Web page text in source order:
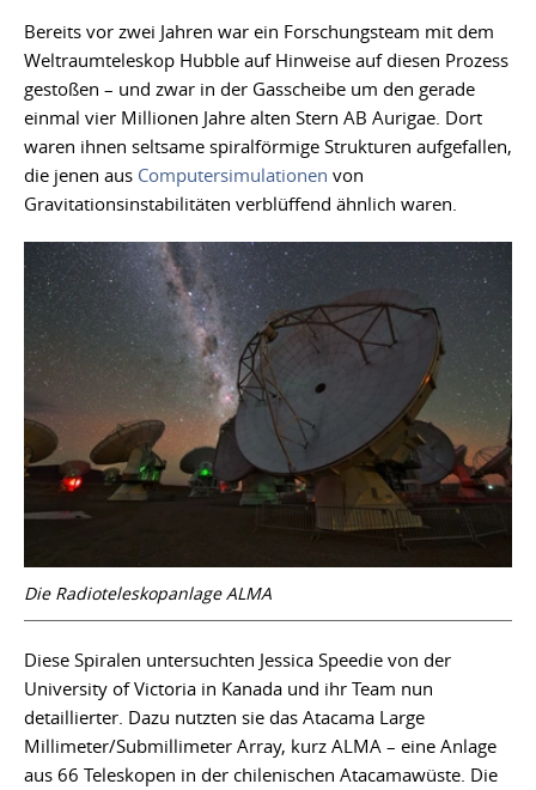
Bereits vor zwei Jahren war ein Forschungsteam mit dem
Weltraumteleskop Hubble auf Hinweise auf diesen Prozess
gestoßen – und zwar in der Gasscheibe um den gerade
einmal vier Millionen Jahre alten Stern AB Aurigae. Dort
waren ihnen seltsame spiralförmige Strukturen aufgefallen,
die jenen aus Computersimulationen von
Gravitationsinstabilitäten verblüffend ähnlich waren.
Die Radioteleskopanlage ALMA
Diese Spiralen untersuchten Jessica Speedie von der
University of Victoria in Kanada und ihr Team nun
detaillierter. Dazu nutzten sie das Atacama Large
Millimeter/Submillimeter Array, kurz ALMA – eine Anlage
aus 66 Teleskopen in der chilenischen Atacamawüste. Die